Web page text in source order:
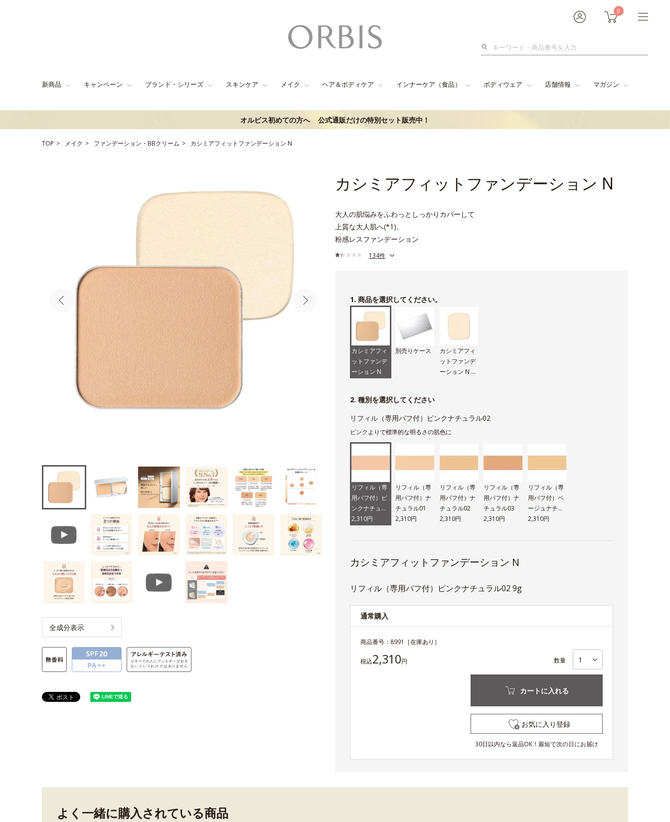
0
検
新商品 キャンペーン ブランド・シリーズ スキンケア メイク ヘア＆ボディケア インナーケア（食品） ボディウェア 店舗情報 マガジン
オルビス初めての方へ 公式通販だけの特別セット販売中！
TOP メイク ファンデーション・BBクリーム カシミアフィットファンデーション N
カシミアフィットファンデーション N
大人の肌悩みをふわっとしっかりカバーして
上質な大人肌へ(*1)。
粉感レスファンデーション
134件
全成分表示
1. 商品を選択してください。
カシミアフィ
ットファンデ
ーション N
別売りケース
カシミアフィ
ットファンデ
ーション N 専
2. 種別を選択してください
リフィル（専用パフ付）ピンクナチュラル02
ピンクよりで標準的な明るさの肌色に
リフィル（専
用パフ付）ピ
ンクナチュラ
ル02
2,310円
リフィル（専
用パフ付）ナ
チュラル01
2,310円
リフィル（専
用パフ付）ナ
チュラル02
2,310円
リフィル（専
用パフ付）ナ
チュラル03
2,310円
リフィル（専
用パフ付）ベ
ージュナチュ
ラル02
2,310円
カシミアフィットファンデーション N
リフィル（専用パフ付）ピンクナチュラル02 9g
通常購入
商品番号： 8991 ［在庫あり］
税込2,310円 数量
カートに入れる
お気に入り登録
30日以内なら返品OK！最短で次の日にお届け
よく一緒に購入されている商品